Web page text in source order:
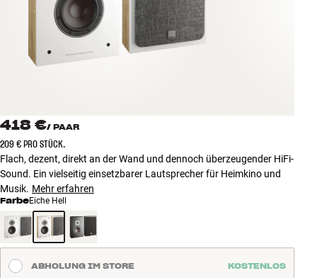
Zubehör
INSPIRATION
NEUHEITEN
ANGEBOTE
Store Finden
Kundendienst
Anmelden
Kundendienst
Bauen mit Klang
418 €/ PAAR
209 € PRO STÜCK.
Flach, dezent, direkt an der Wand und dennoch überzeugender HiFi-
Sound. Ein vielseitig einsetzbarer Lautsprecher für Heimkino und
Musik. Mehr erfahren
FarbeEiche Hell
ABHOLUNG IM STORE KOSTENLOS